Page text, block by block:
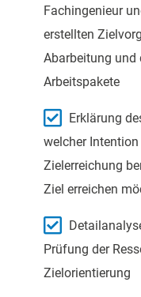
Fachingenieur
erstellten
Abarbeitung und
Arbeitspakete
Erklärung
welcher
Zielerreichung
Ziel erreichen
Prüfung der
Zielorientierung